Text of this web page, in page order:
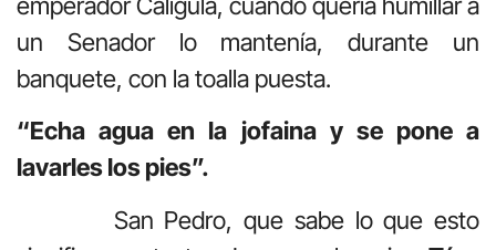
un Senador lo mantenía, durante un
banquete, con la toalla puesta.
“Echa agua en la jofaina y se pone a
lavarles los pies”.
San Pedro, que sabe lo que esto